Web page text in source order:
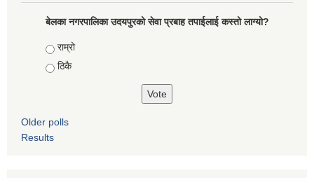
बेलका नगरपालिका उदयपुरको सेवा प्रबाह तपाईलाई कस्तो लाग्यो?
Choices
राम्रो
ठिकै
Older polls
Results